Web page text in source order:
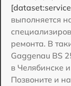
выполняется
ремонта. В
Gaggenau BS
в Челябинске
Позвоните и